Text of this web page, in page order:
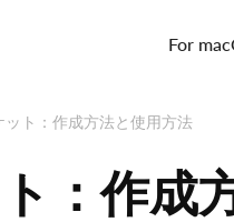
For
ット：作成方法と使用方法
：作成